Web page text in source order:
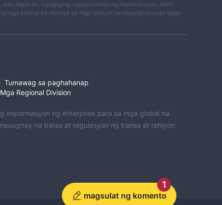
magsulat ng komento
1
o pagiging napapanahon ng impormasyon, dahil
mga kritikal na detalye sa mga opisyal na mapagkukunan bago
Tumawag sa paghahanap
Mga Regional Division
impormasyon ng enterprise para sa mga global na
na batas at regulasyon ng bansa at rehiyon